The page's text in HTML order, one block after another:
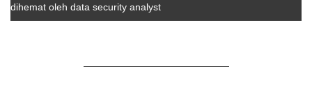
dihemat oleh data security analyst